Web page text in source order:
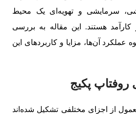
سرمایشی و تهویه‌ای یک محیط
هستند. این مقاله به بررسی
عملکرد آن‌ها، مزایا و کاربردهای این
روفتاپ پکیج
از اجزای مختلفی تشکیل شده‌اند